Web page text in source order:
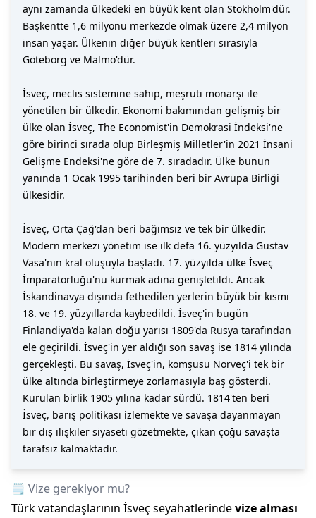
aynı zamanda ülkedeki en büyük kent olan Stokholm'dür.
Başkentte 1,6 milyonu merkezde olmak üzere 2,4 milyon
insan yaşar. Ülkenin diğer büyük kentleri sırasıyla
Göteborg ve Malmö'dür.
İsveç, meclis sistemine sahip, meşruti monarşi ile
yönetilen bir ülkedir. Ekonomi bakımından gelişmiş bir
ülke olan İsveç, The Economist'in Demokrasi İndeksi'ne
göre birinci sırada olup Birleşmiş Milletler'in 2021 İnsani
Gelişme Endeksi'ne göre de 7. sıradadır. Ülke bunun
yanında 1 Ocak 1995 tarihinden beri bir Avrupa Birliği
ülkesidir.
İsveç, Orta Çağ'dan beri bağımsız ve tek bir ülkedir.
Modern merkezi yönetim ise ilk defa 16. yüzyılda Gustav
Vasa'nın kral oluşuyla başladı. 17. yüzyılda ülke İsveç
İmparatorluğu'nu kurmak adına genişletildi. Ancak
İskandinavya dışında fethedilen yerlerin büyük bir kısmı
18. ve 19. yüzyıllarda kaybedildi. İsveç'in bugün
Finlandiya'da kalan doğu yarısı 1809'da Rusya tarafından
ele geçirildi. İsveç'in yer aldığı son savaş ise 1814 yılında
gerçekleşti. Bu savaş, İsveç'in, komşusu Norveç'i tek bir
ülke altında birleştirmeye zorlamasıyla baş gösterdi.
Kurulan birlik 1905 yılına kadar sürdü. 1814'ten beri
İsveç, barış politikası izlemekte ve savaşa dayanmayan
bir dış ilişkiler siyaseti gözetmekte, çıkan çoğu savaşta
tarafsız kalmaktadır.
🗒️ Vize gerekiyor mu?
Türk vatandaşlarının İsveç seyahatlerindevize alması